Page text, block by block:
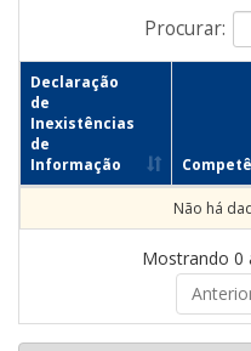
Procurar:
Declaração
de
Inexistências
de
Informação
Não há
Mostrando 0